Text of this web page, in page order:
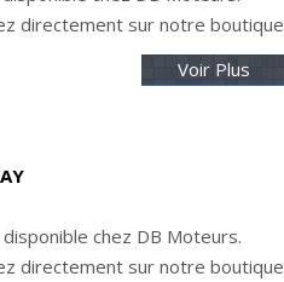
directement sur notre boutique
Voir Plus
chez DB Moteurs.
directement sur notre boutique